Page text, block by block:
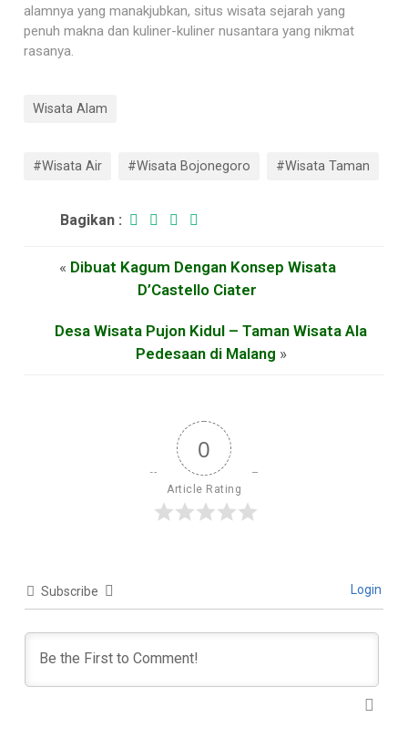
alamnya yang manakjubkan, situs wisata sejarah yang
penuh makna dan kuliner-kuliner nusantara yang nikmat
rasanya.
Wisata Alam
#Wisata Air #Wisata Bojonegoro #Wisata Taman
Bagikan :
« Dibuat Kagum Dengan Konsep Wisata
D’Castello Ciater
Desa Wisata Pujon Kidul – Taman Wisata Ala
Pedesaan di Malang »
0
Article Rating
Subscribe Login